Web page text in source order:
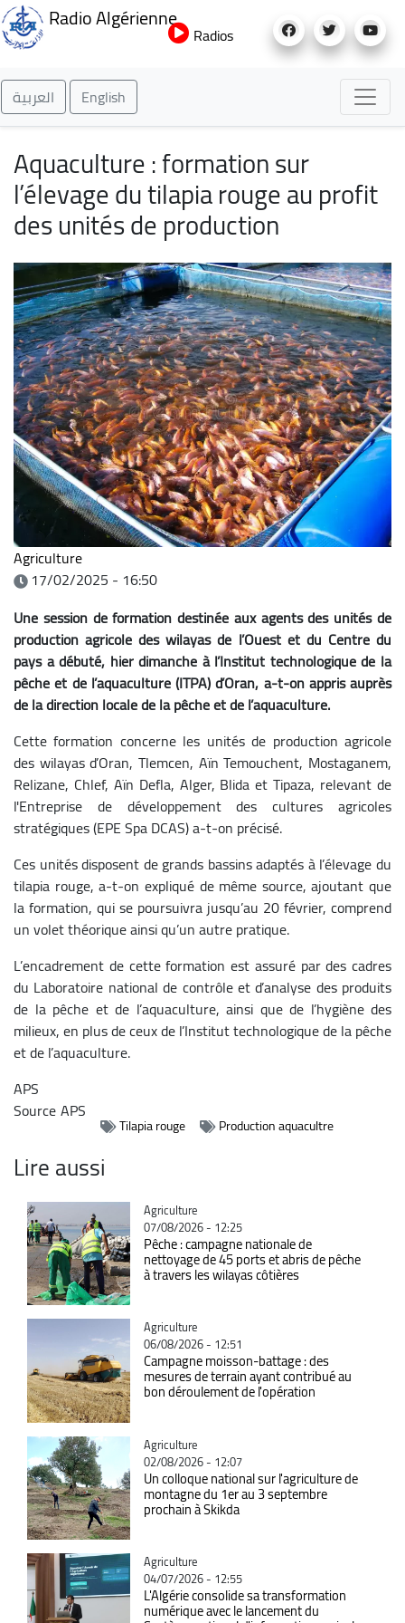
au
Radio Algérienne
Radios
العربية English
Aquaculture : formation sur
l’élevage du tilapia rouge au profit
des unités de production
Agriculture
17/02/2025 - 16:50
Une session de formation destinée aux agents des unités de
production agricole des wilayas de l’Ouest et du Centre du
pays a débuté, hier dimanche à l’Institut technologique de la
pêche et de l’aquaculture (ITPA) d’Oran, a-t-on appris auprès
de la direction locale de la pêche et de l’aquaculture.
Cette formation concerne les unités de production agricole
des wilayas d’Oran, Tlemcen, Aïn Temouchent, Mostaganem,
Relizane, Chlef, Aïn Defla, Alger, Blida et Tipaza, relevant de
l'Entreprise de développement des cultures agricoles
stratégiques (EPE Spa DCAS) a-t-on précisé.
Ces unités disposent de grands bassins adaptés à l’élevage du
tilapia rouge, a-t-on expliqué de même source, ajoutant que
la formation, qui se poursuivra jusqu’au 20 février, comprend
un volet théorique ainsi qu’un autre pratique.
L’encadrement de cette formation est assuré par des cadres
du Laboratoire national de contrôle et d’analyse des produits
de la pêche et de l’aquaculture, ainsi que de l’hygiène des
milieux, en plus de ceux de l’Institut technologique de la pêche
et de l’aquaculture.
APS
SourceAPS
Tilapia rouge Production aquacultre
Lire aussi
Catégorie
Agriculture
07/08/2026 - 12:25
Pêche : campagne nationale de
nettoyage de 45 ports et abris de pêche
à travers les wilayas côtières
Catégorie
Agriculture
06/08/2026 - 12:51
Campagne moisson-battage : des
mesures de terrain ayant contribué au
bon déroulement de l'opération
Catégorie
Agriculture
02/08/2026 - 12:07
Un colloque national sur l'agriculture de
montagne du 1er au 3 septembre
prochain à Skikda
Catégorie
Agriculture
04/07/2026 - 12:55
L'Algérie consolide sa transformation
numérique avec le lancement du